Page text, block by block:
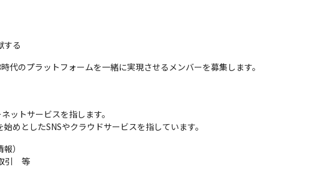
する
代のプラットフォームを一緒に実現させるメンバーを募集します。
ットサービスを指します。
めとしたSNSやクラウドサービスを指しています。
）
引　等